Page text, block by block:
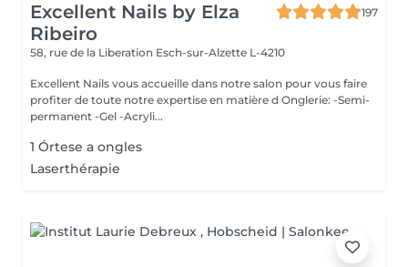
Excellent Nails by Elza
Ribeiro
197
58, rue de la Liberation Esch-sur-Alzette L-4210
Excellent Nails vous accueille dans notre salon pour vous faire
profiter de toute notre expertise en matière d Onglerie: -Semi-
permanent -Gel -Acryli...
1 Órtese a ongles
Laserthérapie